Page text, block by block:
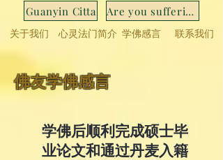
Guanyin Citta
Are you suffering from...
关于我们 心灵法门简介 学佛感言 联系我们
佛友学佛感言
学佛后顺利完成硕士毕
业论文和通过丹麦入籍